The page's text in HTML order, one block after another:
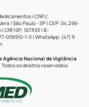
| CNPJ:
| São Paulo - SP | CEP: 04.296-
SP: 107393 | IE:
008910-1-0 | WhatsApp: (47) 9
.
Agência Nacional de Vigilância
os direitos reservados.